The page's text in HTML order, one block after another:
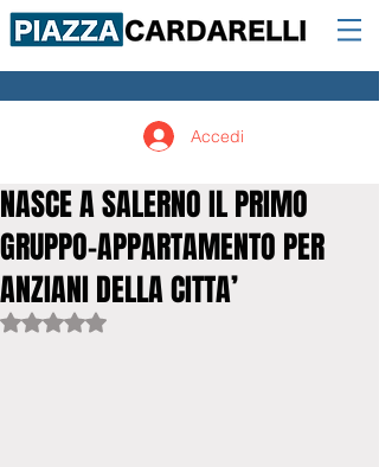
Accedi
NASCE A SALERNO IL PRIMO
GRUPPO-APPARTAMENTO PER
ANZIANI DELLA CITTA’
Valutazione NaN stelle su 5.